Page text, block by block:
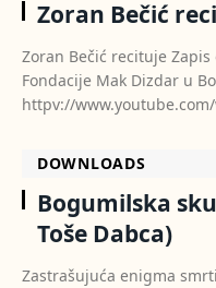
Zoran Bečić
Zoran Bečić recituje
Fondacije Mak Dizdar u
httpv://www.youtube.com/
DOWNLOADS
Bogumilska
Toše Dabca)
Zastrašujuća enigma